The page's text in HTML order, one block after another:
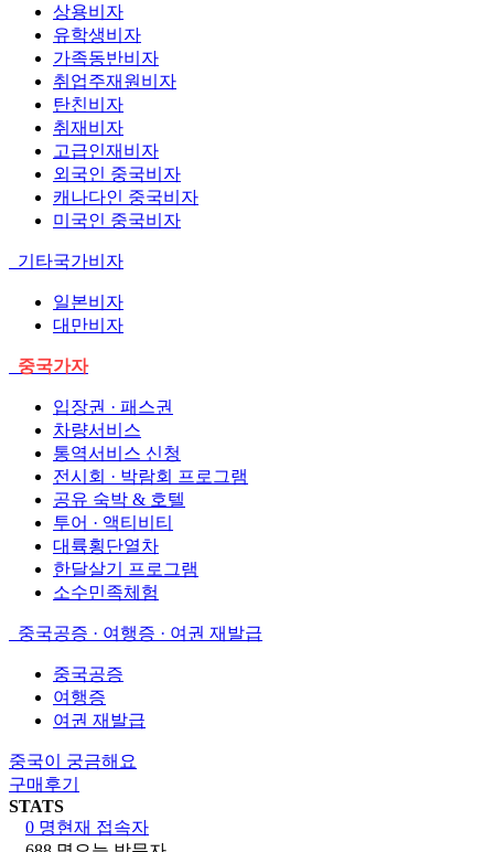
상용비자
유학생비자
가족동반비자
취업주재원비자
탄친비자
취재비자
고급인재비자
외국인 중국비자
캐나다인 중국비자
미국인 중국비자
기타국가비자
일본비자
대만비자
중국가자
입장권 · 패스권
차량서비스
통역서비스 신청
전시회 · 박람회 프로그램
공유 숙박 & 호텔
투어 · 액티비티
대륙횡단열차
한달살기 프로그램
소수민족체험
중국공증 · 여행증 · 여권 재발급
중국공증
여행증
여권 재발급
중국이 궁금해요
구매후기
STATS
0 명현재 접속자